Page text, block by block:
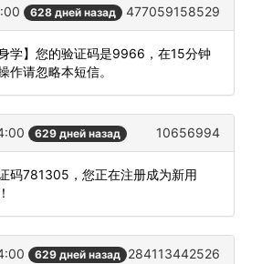
628 дней назад 477059158529
学】您的验证码是9966，在15分钟
作请忽略本短信。
629 дней назад 10656994
码781305，您正在注册成为新用
629 дней назад 284113442526